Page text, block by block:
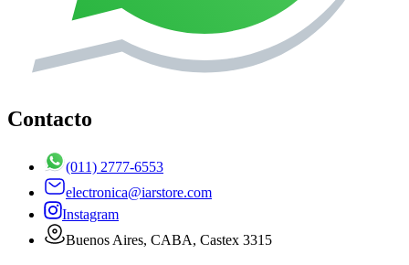
Contacto
(011) 2777-6553
electronica@iarstore.com
Instagram
Buenos Aires, CABA, Castex 3315